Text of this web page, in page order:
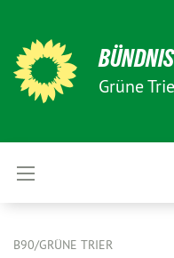
Grüne
B90/GRÜNE TRIER